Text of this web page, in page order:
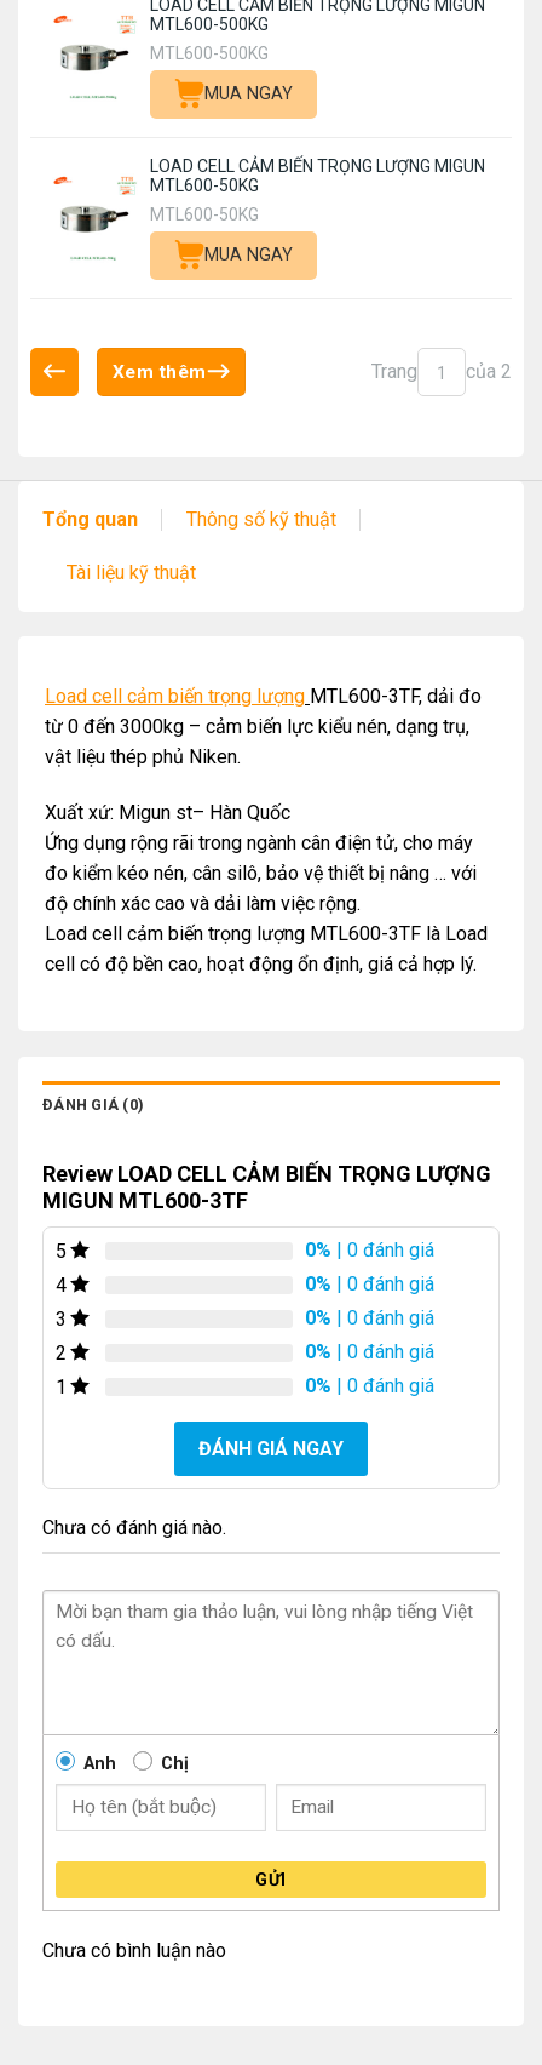
LOAD CELL CẢM BIẾN TRỌNG LƯỢNG MIGUN
MTL600-500KG
MTL600-500KG
MUA NGAY
LOAD CELL CẢM BIẾN TRỌNG LƯỢNG MIGUN
MTL600-50KG
MTL600-50KG
MUA NGAY
Xem thêm Trang 1 của 2
Tổng quan Thông số kỹ thuật
Tài liệu kỹ thuật
Load cell cảm biến trọng lượng MTL600-3TF, dải đo
từ 0 đến 3000kg – cảm biến lực kiểu nén, dạng trụ,
vật liệu thép phủ Niken.
Xuất xứ: Migun st– Hàn Quốc
Ứng dụng rộng rãi trong ngành cân điện tử, cho máy
đo kiểm kéo nén, cân silô, bảo vệ thiết bị nâng … với
độ chính xác cao và dải làm việc rộng.
Load cell cảm biến trọng lượng MTL600-3TF là Load
cell có độ bền cao, hoạt động ổn định, giá cả hợp lý.
ĐÁNH GIÁ (0)
Review LOAD CELL CẢM BIẾN TRỌNG LƯỢNG
MIGUN MTL600-3TF
5 0% | 0 đánh giá
4
0% | 0 đánh giá
3
0% | 0 đánh giá
2
0% | 0 đánh giá
1
0% | 0 đánh giá
ĐÁNH GIÁ NGAY
Chưa có đánh giá nào.
Anh Chị
GỬI
Chưa có bình luận nào